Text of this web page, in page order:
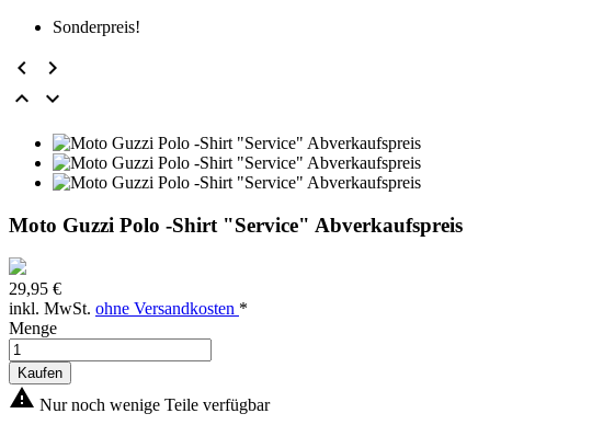
Sonderpreis!




Moto Guzzi Polo -Shirt "Service" Abverkaufspreis
29,95 €
inkl. MwSt. ohne Versandkosten *
Menge
Kaufen
 Nur noch wenige Teile verfügbar